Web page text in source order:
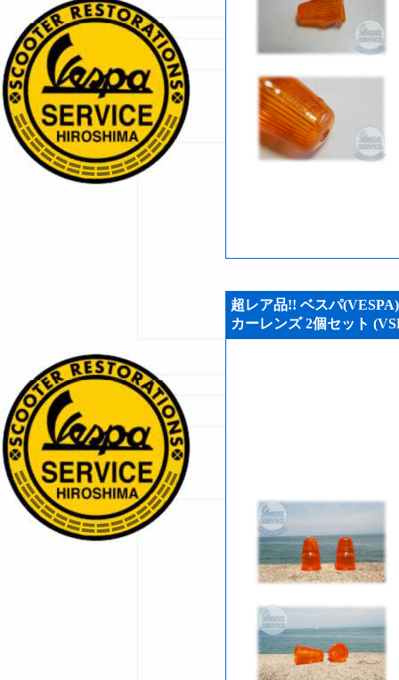
超レア品!! ベスパ
カーレンズ 2個セット